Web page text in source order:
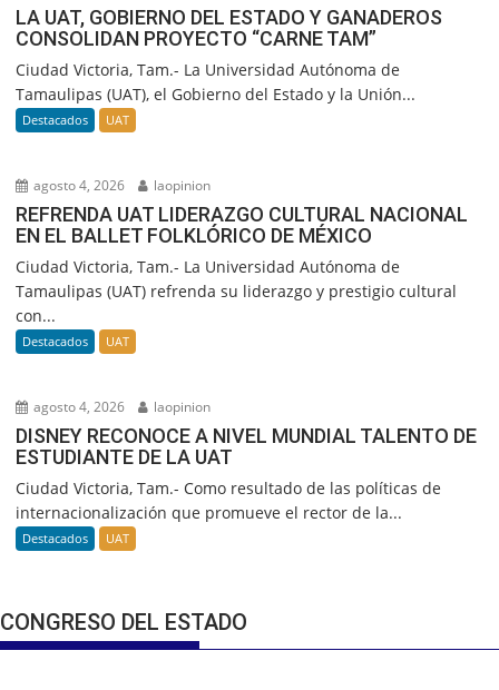
LA UAT, GOBIERNO DEL ESTADO Y GANADEROS
CONSOLIDAN PROYECTO “CARNE TAM”
Ciudad Victoria, Tam.- La Universidad Autónoma de
Tamaulipas (UAT), el Gobierno del Estado y la Unión...
Destacados UAT
agosto 4, 2026 laopinion
REFRENDA UAT LIDERAZGO CULTURAL NACIONAL
EN EL BALLET FOLKLÓRICO DE MÉXICO
Ciudad Victoria, Tam.- La Universidad Autónoma de
Tamaulipas (UAT) refrenda su liderazgo y prestigio cultural
con...
Destacados UAT
agosto 4, 2026 laopinion
DISNEY RECONOCE A NIVEL MUNDIAL TALENTO DE
ESTUDIANTE DE LA UAT
Ciudad Victoria, Tam.- Como resultado de las políticas de
internacionalización que promueve el rector de la...
Destacados UAT
CONGRESO DEL ESTADO